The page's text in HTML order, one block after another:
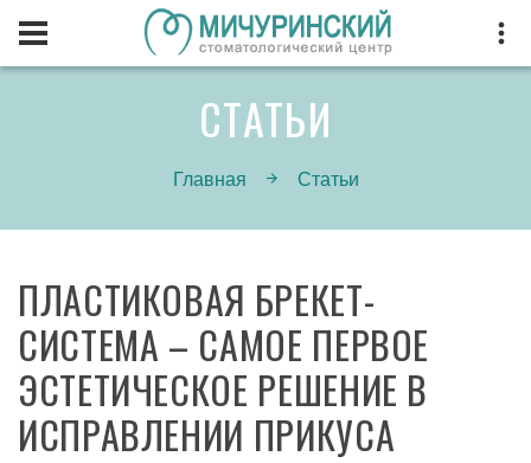
СТАТЬИ
Главная Статьи
ПЛАСТИКОВАЯ БРЕКЕТ-
СИСТЕМА – САМОЕ ПЕРВОЕ
ЭСТЕТИЧЕСКОЕ РЕШЕНИЕ В
ИСПРАВЛЕНИИ ПРИКУСА